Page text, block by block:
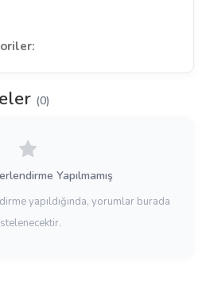
(0)
Yapılmamış
yapıldığında, yorumlar burada